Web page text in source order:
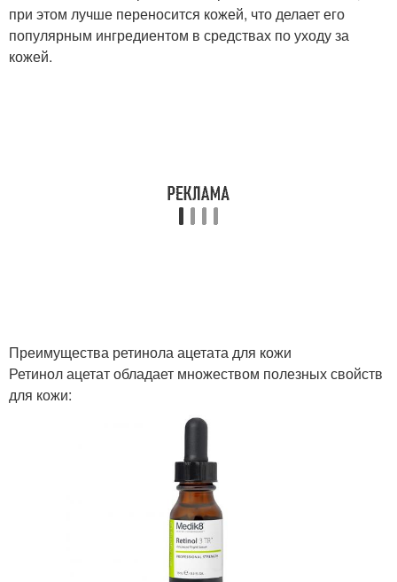
при этом лучше переносится кожей, что делает его
популярным ингредиентом в средствах по уходу за
кожей.
Преимущества ретинола ацетата для кожи
Ретинол ацетат обладает множеством полезных свойств
для кожи: